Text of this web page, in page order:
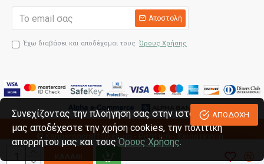
Αποστολή
Έχω διαβάσει και αποδέχομαι τους Όρους Χρήσης
© Kangaroocraft
Πλέξιμο - Ραπτική - Χειροτεχνία
ΑΠΟΔΟΧΗ
Συνεχίζοντας την πλοήγηση σας στην ιστοσελίδα
μας αποδέχεστε την χρήση cookies, την πολιτική
απορρήτου μας και τουςΌρους Χρήσης.